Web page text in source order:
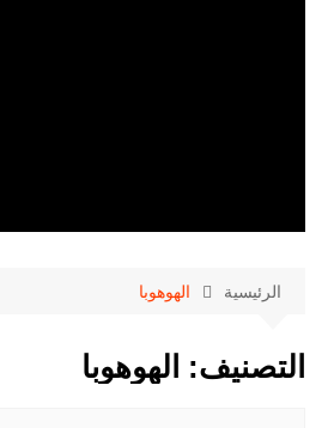
الرئيسية الهوهوبا
التصنيف: الهوهوبا